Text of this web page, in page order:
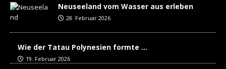
Neuseeland vom Wasser aus erleben
28. Februar 2026
Wie der Tatau Polynesien formte …
19. Februar 2026